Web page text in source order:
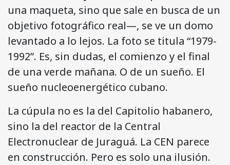
una maqueta, sino que sale en busca de un
objetivo fotográfico real—, se ve un domo
levantado a lo lejos. La foto se titula “1979-
1992”. Es, sin dudas, el comienzo y el final
de una verde mañana. O de un sueño. El
sueño nucleoenergético cubano.
La cúpula no es la del Capitolio habanero,
sino la del reactor de la Central
Electronuclear de Juraguá. La CEN parece
en construcción. Pero es solo una ilusión.